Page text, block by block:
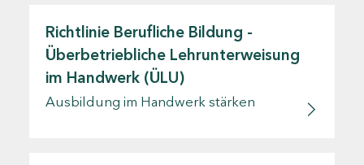
Richtlinie Berufliche Bildung -
Überbetriebliche Lehrunterweisung
im Handwerk (ÜLU)
Ausbildung im Handwerk stärken